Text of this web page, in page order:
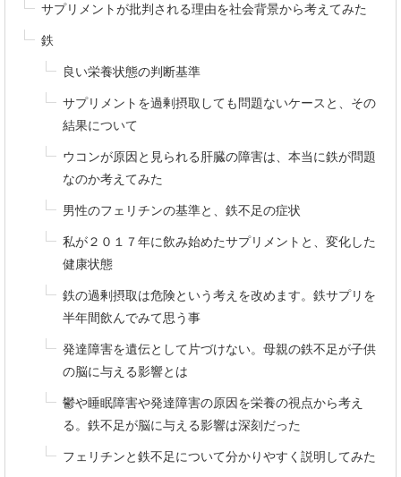
サプリメントが批判される理由を社会背景から考えてみた
鉄
良い栄養状態の判断基準
サプリメントを過剰摂取しても問題ないケースと、その
結果について
ウコンが原因と見られる肝臓の障害は、本当に鉄が問題
なのか考えてみた
男性のフェリチンの基準と、鉄不足の症状
私が２０１７年に飲み始めたサプリメントと、変化した
健康状態
鉄の過剰摂取は危険という考えを改めます。鉄サプリを
半年間飲んでみて思う事
発達障害を遺伝として片づけない。母親の鉄不足が子供
の脳に与える影響とは
鬱や睡眠障害や発達障害の原因を栄養の視点から考え
る。鉄不足が脳に与える影響は深刻だった
フェリチンと鉄不足について分かりやすく説明してみた